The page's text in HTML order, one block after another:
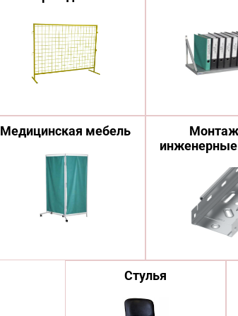
Медицинская мебель
Стулья